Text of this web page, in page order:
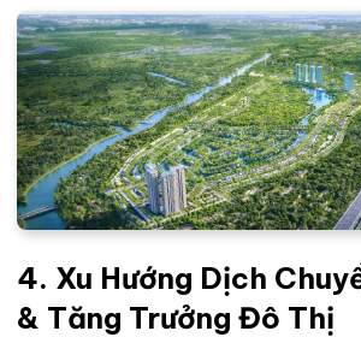
4. Xu Hướng Dịch
& Tăng Trưởng Đô Thị